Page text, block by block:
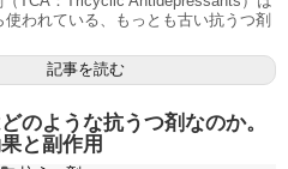
使われている、もっとも古い抗うつ剤
記事を読む
のような抗うつ剤なのか。
と副作用